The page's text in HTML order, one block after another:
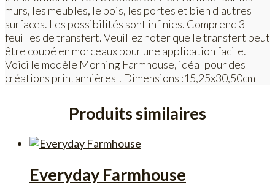
murs, les meubles, le bois, les portes et bien d'autres
surfaces. Les possibilités sont infinies. Comprend 3
feuilles de transfert. Veuillez noter que le transfert peut
être coupé en morceaux pour une application facile.
Voici le modèle Morning Farmhouse, idéal pour des
créations printannières ! Dimensions :15,25x30,50cm
Produits similaires
Everyday Farmhouse